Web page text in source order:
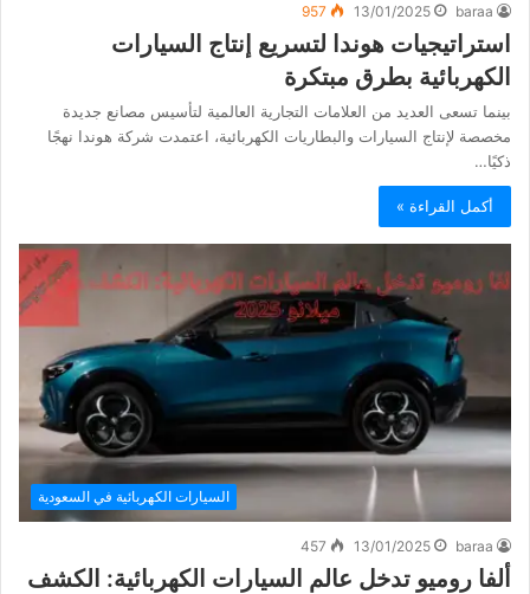
baraa
13/01/2025
957
استراتيجيات هوندا لتسريع إنتاج السيارات
الكهربائية بطرق مبتكرة
بينما تسعى العديد من العلامات التجارية العالمية لتأسيس مصانع جديدة
مخصصة لإنتاج السيارات والبطاريات الكهربائية، اعتمدت شركة هوندا نهجًا
ذكيًا…
أكمل القراءة »
السيارات الكهربائية في السعودية
baraa
13/01/2025
457
ألفا روميو تدخل عالم السيارات الكهربائية: الكشف